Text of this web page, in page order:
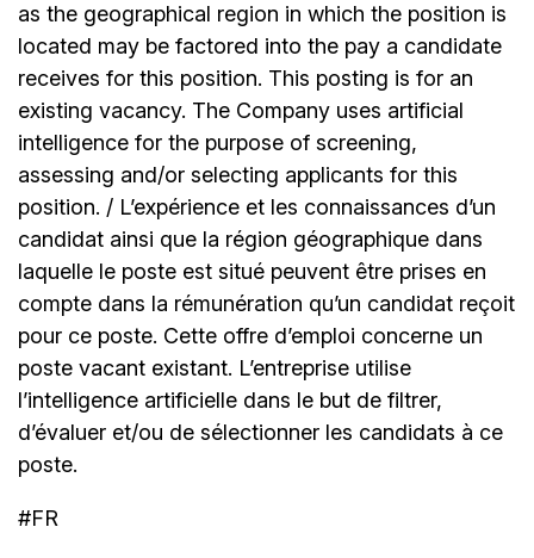
as the geographical region in which the position is
located may be factored into the pay a candidate
receives for this position. This posting is for an
existing vacancy. The Company uses artificial
intelligence for the purpose of screening,
assessing and/or selecting applicants for this
position. / L’expérience et les connaissances d’un
candidat ainsi que la région géographique dans
laquelle le poste est situé peuvent être prises en
compte dans la rémunération qu’un candidat reçoit
pour ce poste. Cette offre d’emploi concerne un
poste vacant existant. L’entreprise utilise
l’intelligence artificielle dans le but de filtrer,
d’évaluer et/ou de sélectionner les candidats à ce
poste.
#FR